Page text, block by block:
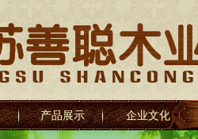
产品展示 企业文化